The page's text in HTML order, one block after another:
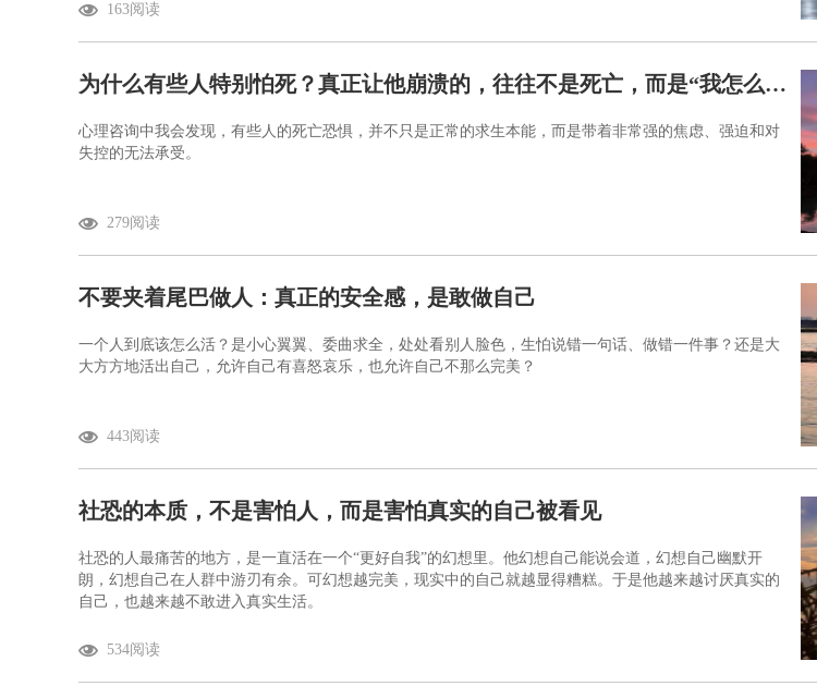
163阅读
为什么有些人特别怕死？真正让他崩溃的，往往不是死亡，而是“我怎么能死”
心理咨询中我会发现，有些人的死亡恐惧，并不只是正常的求生本能，而是带着非常强的焦虑、强迫和对
失控的无法承受。
279阅读
不要夹着尾巴做人：真正的安全感，是敢做自己
一个人到底该怎么活？是小心翼翼、委曲求全，处处看别人脸色，生怕说错一句话、做错一件事？还是大
大方方地活出自己，允许自己有喜怒哀乐，也允许自己不那么完美？
443阅读
社恐的本质，不是害怕人，而是害怕真实的自己被看见
社恐的人最痛苦的地方，是一直活在一个“更好自我”的幻想里。他幻想自己能说会道，幻想自己幽默开
朗，幻想自己在人群中游刃有余。可幻想越完美，现实中的自己就越显得糟糕。于是他越来越讨厌真实的
自己，也越来越不敢进入真实生活。
534阅读